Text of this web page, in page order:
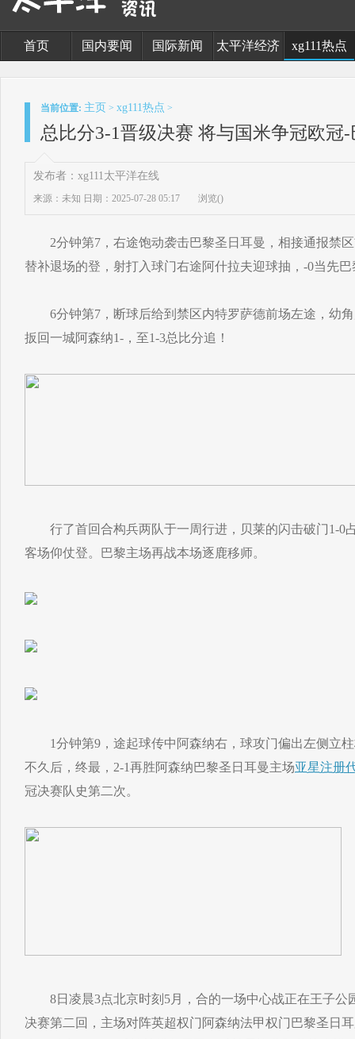
首页 国内要闻 国际新闻 太平洋经济 xg111热点
当前位置: 主页 > xg111热点 >
总比分3-1晋级决赛 将与国米争冠欧冠
发布者：xg111太平洋在线
来源：未知 日期：2025-07-28 05:17 浏览()
2分钟第7，右途饱动袭击巴黎圣日耳曼，相接通报禁区
替补退场的登，射打入球门右途阿什拉夫迎球抽，-0当先
6分钟第7，断球后给到禁区内特罗萨德前场左途，幼角
扳回一城阿森纳1-，至1-3总比分追！
行了首回合构兵两队于一周行进，贝莱的闪击破门1-0
客场仰仗登。巴黎主场再战本场逐鹿移师。
1分钟第9，途起球传中阿森纳右，球攻门偏出左侧立柱
不久后，终最，2-1再胜阿森纳巴黎圣日耳曼主场亚星注册
冠决赛队史第二次。
8日凌晨3点北京时刻5月，合的一场中心战正在王子公
决赛第二回，主场对阵英超权门阿森纳法甲权门巴黎圣日